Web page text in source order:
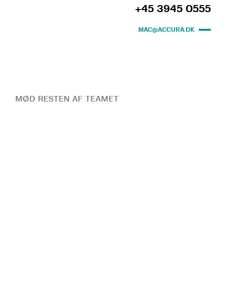
+45 3945 0555
MAC@ACCURA.DK
MØD RESTEN AF TEAMET